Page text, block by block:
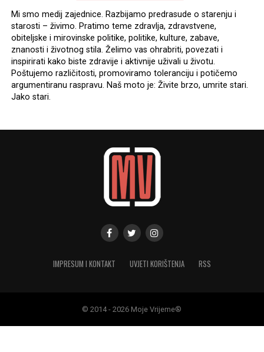
Mi smo medij zajednice. Razbijamo predrasude o starenju i
starosti – živimo. Pratimo teme zdravlja, zdravstvene,
obiteljske i mirovinske politike, politike, kulture, zabave,
znanosti i životnog stila. Želimo vas ohrabriti, povezati i
inspirirati kako biste zdravije i aktivnije uživali u životu.
Poštujemo različitosti, promoviramo toleranciju i potičemo
argumentiranu raspravu. Naš moto je: Živite brzo, umrite stari.
Jako stari.
IMPRESUM I KONTAKT UVJETI KORIŠTENJA RSS
© 2014 - 2026 Moje Vrijeme®